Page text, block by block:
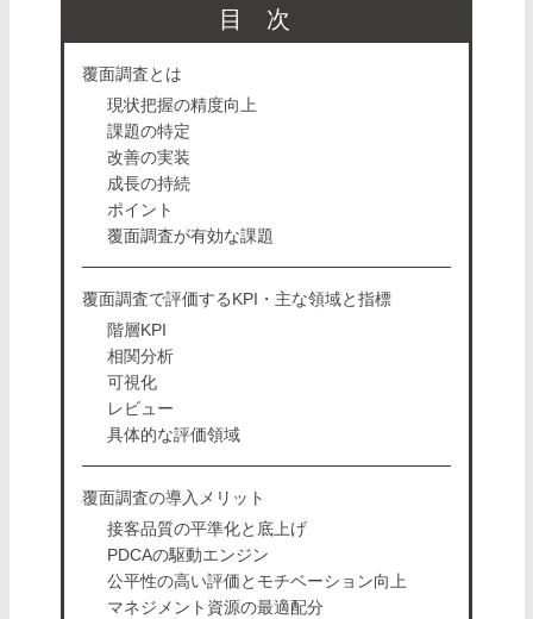
目次
覆面調査とは
現状把握の精度向上
課題の特定
改善の実装
成長の持続
ポイント
覆面調査が有効な課題
覆面調査で評価するKPI・主な領域と指標
階層KPI
相関分析
可視化
レビュー
具体的な評価領域
覆面調査の導入メリット
接客品質の平準化と底上げ
PDCAの駆動エンジン
公平性の高い評価とモチベーション向上
マネジメント資源の最適配分